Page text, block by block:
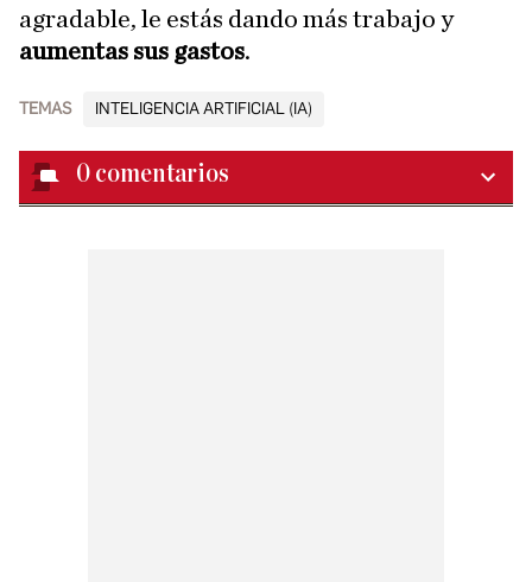
agradable, le estás dando más trabajo y
aumentas sus gastos.
TEMAS INTELIGENCIA ARTIFICIAL (IA)
0 comentarios